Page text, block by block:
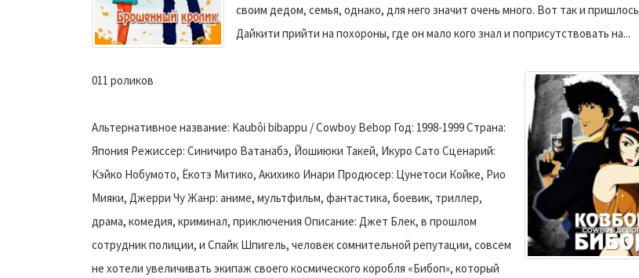
своим дедом, семья, однако, для него значит очень много. Вот так и пришлось
Дайкити прийти на похороны, где он мало кого знал и поприсутствовать на...
011 роликов
Альтернативное название: Kaubôi bibappu / Cowboy Bebop Год: 1998-1999 Страна:
Япония Режиссер: Синичиро Ватанабэ, Йошиюки Такей, Икуро Сато Сценарий:
Кэйко Нобумото, Ёкотэ Митико, Акихико Инари Продюсер: Цунетоси Койке, Рио
Мияки, Джерри Чу Жанр: аниме, мультфильм, фантастика, боевик, триллер,
драма, комедия, криминал, приключения Описание: Джет Блек, в прошлом
сотрудник полиции, и Спайк Шпигель, человек сомнительной репутации, совсем
не хотели увеличивать экипаж своего космического коробля «Бибоп», который